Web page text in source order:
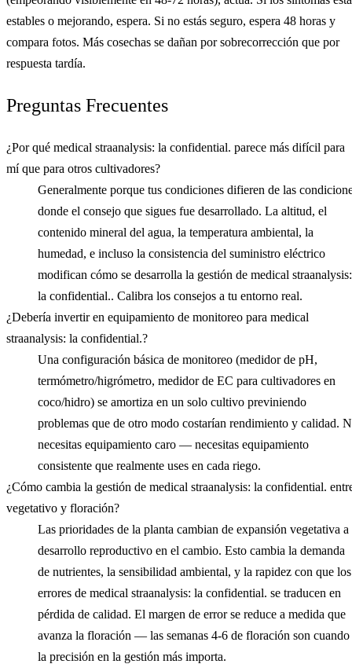
estables o mejorando, espera. Si no estás seguro, espera 48 horas y
compara fotos. Más cosechas se dañan por sobrecorrección que por
respuesta tardía.
Preguntas Frecuentes
¿Por qué medical straanalysis: la confidential. parece más difícil para
mí que para otros cultivadores?
Generalmente porque tus condiciones difieren de las
donde el consejo que sigues fue desarrollado. La altitud, el
contenido mineral del agua, la temperatura ambiental, la
humedad, e incluso la consistencia del suministro eléctrico
modifican cómo se desarrolla la gestión de medical straanalysis:
la confidential.. Calibra los consejos a tu entorno real.
¿Debería invertir en equipamiento de monitoreo para medical
straanalysis: la confidential.?
Una configuración básica de monitoreo (medidor de pH,
termómetro/higrómetro, medidor de EC para cultivadores en
coco/hidro) se amortiza en un solo cultivo previniendo
problemas que de otro modo costarían rendimiento y calidad.
necesitas equipamiento caro — necesitas equipamiento
consistente que realmente uses en cada riego.
¿Cómo cambia la gestión de medical straanalysis: la confidential.
vegetativo y floración?
Las prioridades de la planta cambian de expansión vegetativa a
desarrollo reproductivo en el cambio. Esto cambia la demanda
de nutrientes, la sensibilidad ambiental, y la rapidez con que los
errores de medical straanalysis: la confidential. se traducen en
pérdida de calidad. El margen de error se reduce a medida que
avanza la floración — las semanas 4-6 de floración son cuando
la precisión en la gestión más importa.